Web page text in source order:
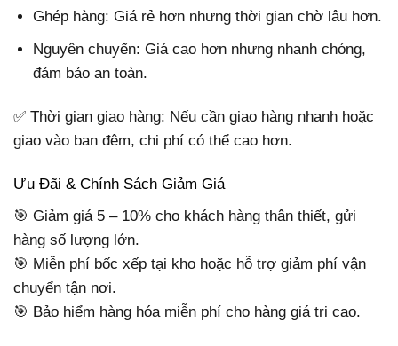
Ghép hàng: Giá rẻ hơn nhưng thời gian chờ lâu hơn.
Nguyên chuyến: Giá cao hơn nhưng nhanh chóng,
đảm bảo an toàn.
✅ Thời gian giao hàng: Nếu cần giao hàng nhanh hoặc
giao vào ban đêm, chi phí có thể cao hơn.
Ưu Đãi & Chính Sách Giảm Giá
🎯 Giảm giá 5 – 10% cho khách hàng thân thiết, gửi
hàng số lượng lớn.
🎯 Miễn phí bốc xếp tại kho hoặc hỗ trợ giảm phí vận
chuyển tận nơi.
🎯 Bảo hiểm hàng hóa miễn phí cho hàng giá trị cao.